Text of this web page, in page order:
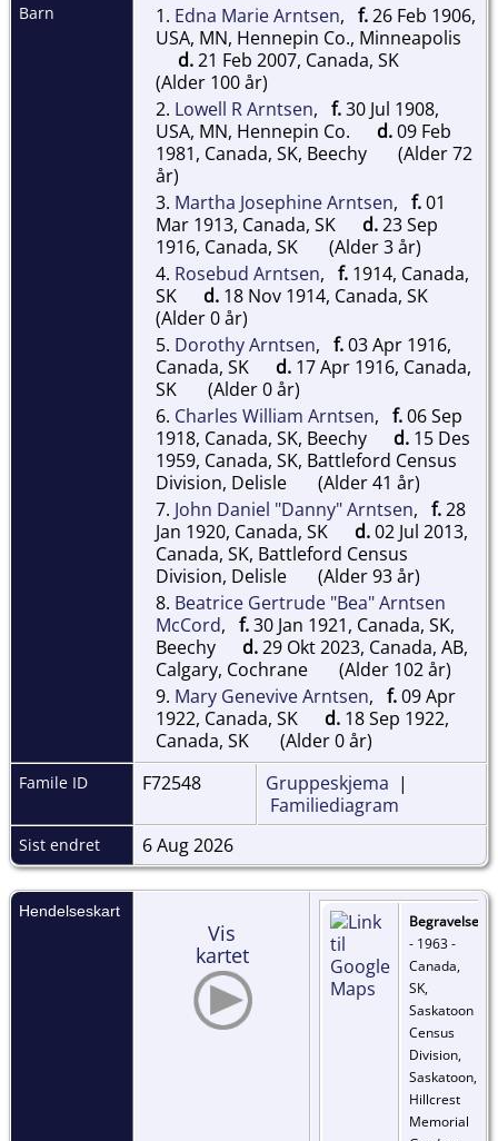
Barn 1. Edna Marie Arntsen, f.26 Feb 1906,
USA, MN, Hennepin Co., Minneapolis
d.21 Feb 2007, Canada, SK
(Alder 100 år)
2. Lowell R Arntsen, f.30 Jul 1908,
USA, MN, Hennepin Co.
d.09 Feb
1981, Canada, SK, Beechy
(Alder 72
år)
3. Martha Josephine Arntsen, f.01
Mar 1913, Canada, SK
d.23 Sep
1916, Canada, SK
(Alder 3 år)
4. Rosebud Arntsen, f. 1914, Canada,
SK
d. 18 Nov 1914, Canada, SK
(Alder 0 år)
5. Dorothy Arntsen, f.03 Apr 1916,
Canada, SK
d. 17 Apr 1916, Canada,
SK
(Alder 0 år)
6. Charles William Arntsen, f.06 Sep
1918, Canada, SK, Beechy
d. 15 Des
1959, Canada, SK, Battleford Census
Division, Delisle
(Alder 41 år)
7. John Daniel "Danny" Arntsen, f.28
Jan 1920, Canada, SK
d.02 Jul 2013,
Canada, SK, Battleford Census
Division, Delisle
(Alder 93 år)
8. Beatrice Gertrude "Bea" Arntsen
McCord, f.30 Jan 1921, Canada, SK,
Beechy
d.29 Okt 2023, Canada, AB,
Calgary, Cochrane
(Alder 102 år)
9. Mary Genevive Arntsen, f.09 Apr
1922, Canada, SK
d. 18 Sep 1922,
Canada, SK
(Alder 0 år)
Famile ID F72548 Gruppeskjema |
Familiediagram
Sist endret 6 Aug 2026
Hendelseskart
Vis
kartet
Begravelse
- 1963 -
Canada,
SK,
Saskatoon
Census
Division,
Saskatoon,
Hillcrest
Memorial